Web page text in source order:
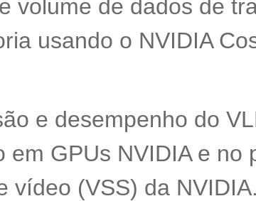
volume de dados de
usando o NVIDIA
e desempenho do
GPUs NVIDIA e no
vídeo (VSS) da NVIDIA.